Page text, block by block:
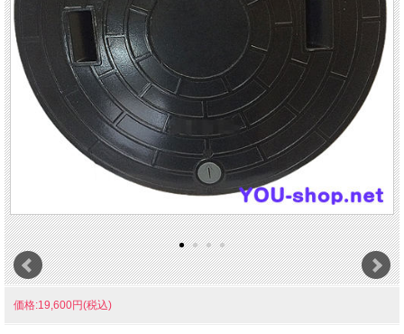
価格:19,600円(税込)